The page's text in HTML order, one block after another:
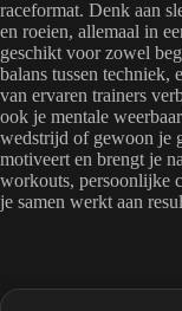
raceformat. Denk aan
en roeien, allemaal in
geschikt voor zowel
balans tussen
van ervaren trainers
ook je mentale
wedstrijd of gewoon je
motiveert en brengt je
workouts, persoonlijke
je samen werkt aan